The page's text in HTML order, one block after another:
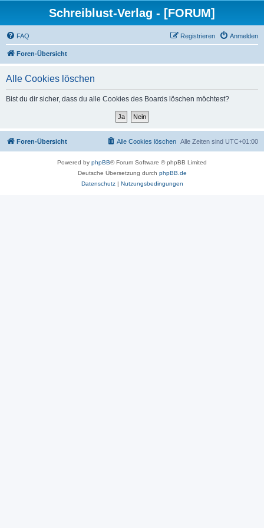
Schreiblust-Verlag - [FORUM]
FAQ Anmelden
Registrieren
Foren-Übersicht
Alle Cookies löschen
Bist du dir sicher, dass du alle Cookies des Boards löschen möchtest?
Foren-Übersicht Alle Zeiten sind UTC+01:00
Alle Cookies löschen
Powered by phpBB® Forum Software © phpBB Limited
Deutsche Übersetzung durch phpBB.de
Datenschutz| Nutzungsbedingungen